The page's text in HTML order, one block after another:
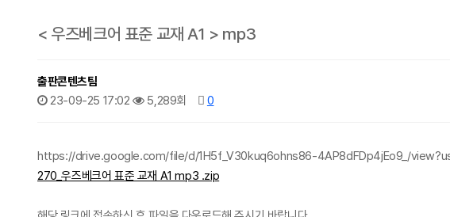
< 우즈베크어 표준 교재 A1 > mp3
출판콘텐츠팀
23-09-25 17:02
5,289회 0
https://drive.google.com/file/d/1H5f_V30kuq6ohns86-4AP8dFDp4jEo9_/
270_우즈베크어 표준 교재 A1 mp3 .zip